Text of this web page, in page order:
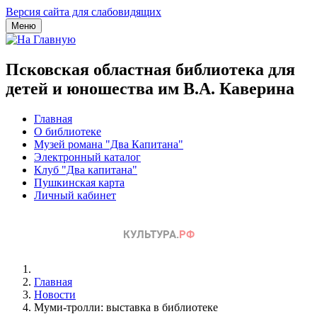
Версия сайта для слабовидящих
Меню
Псковская областная библиотека для
детей и юношества им В.А. Каверина
Главная
О библиотеке
Музей романа "Два Капитана"
Электронный каталог
Клуб "Два капитана"
Пушкинская карта
Личный кабинет
Главная
Новости
Муми-тролли: выставка в библиотеке